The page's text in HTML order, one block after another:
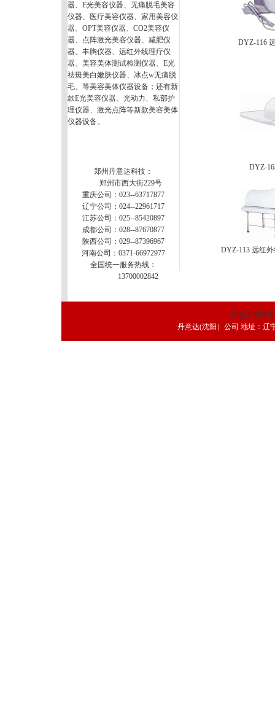
器、E光美容仪器、无痛脱毛美容
仪器、医疗美容仪器、家用美容仪
器、OPT美容仪器、CO2美容仪
器、点阵激光美容仪器、减肥仪
器、丰胸仪器、远红外线理疗仪
器、美容美体测试检测仪器、E光
祛斑美白嫩肤仪器、冰点w无痛脱
毛、等美容美体仪器设备；还有新
款E光美容仪器、光动力、私部护
理仪器、激光点阵等新款美容美体
仪器设备。
郑州丹意达科技：
郑州市西大街229号
重庆公司：023--63717877
辽宁公司：024--22961717
江苏公司：025--85420897
成都公司：028--87670877
陕西公司：029--87396967
河南公司：0371-66972977
全国统一服务热线：
13700002842
DYZ-116
DYZ-
DYZ-113 远红
丹意达美容
丹意达(沈阳）公司 地址：辽